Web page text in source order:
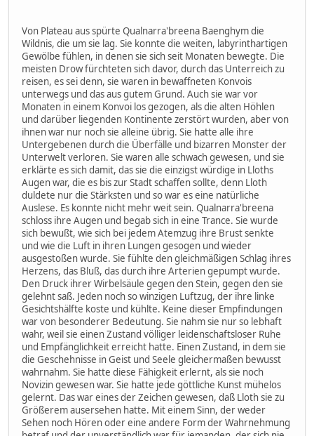
Von Plateau aus spürte Qualnarra'breena Baenghym die
Wildnis, die um sie lag. Sie konnte die weiten, labyrinthartigen
Gewölbe fühlen, in denen sie sich seit Monaten bewegte. Die
meisten Drow fürchteten sich davor, durch das Unterreich zu
reisen, es sei denn, sie waren in bewaffneten Konvois
unterwegs und das aus gutem Grund. Auch sie war vor
Monaten in einem Konvoi los gezogen, als die alten Höhlen
und darüber liegenden Kontinente zerstört wurden, aber von
ihnen war nur noch sie alleine übrig. Sie hatte alle ihre
Untergebenen durch die Überfälle und bizarren Monster der
Unterwelt verloren. Sie waren alle schwach gewesen, und sie
erklärte es sich damit, das sie die einzigst würdige in Lloths
Augen war, die es bis zur Stadt schaffen sollte, denn Lloth
duldete nur die Stärksten und so war es eine natürliche
Auslese. Es konnte nicht mehr weit sein. Qualnarra'breena
schloss ihre Augen und begab sich in eine Trance. Sie wurde
sich bewußt, wie sich bei jedem Atemzug ihre Brust senkte
und wie die Luft in ihren Lungen gesogen und wieder
ausgestoßen wurde. Sie fühlte den gleichmäßigen Schlag ihres
Herzens, das Bluß, das durch ihre Arterien gepumpt wurde.
Den Druck ihrer Wirbelsäule gegen den Stein, gegen den sie
gelehnt saß. Jeden noch so winzigen Luftzug, der ihre linke
Gesichtshälfte koste und kühlte. Keine dieser Empfindungen
war von besonderer Bedeutung. Sie nahm sie nur so lebhaft
wahr, weil sie einen Zustand völliger leidenschaftsloser Ruhe
und Empfänglichkeit erreicht hatte. Einen Zustand, in dem sie
die Geschehnisse in Geist und Seele gleichermaßen bewusst
wahrnahm. Sie hatte diese Fähigkeit erlernt, als sie noch
Novizin gewesen war. Sie hatte jede göttliche Kunst mühelos
gelernt. Das war eines der Zeichen gewesen, daß Lloth sie zu
Größerem ausersehen hatte. Mit einem Sinn, der weder
Sehen noch Hören oder eine andere Form der Wahrnehmung